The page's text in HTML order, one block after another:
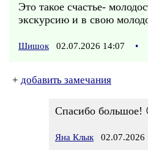
Это такое счастье-
экскурсию и в свою
Шишок 02.07.2026 14:07 •
+ добавить замечания
Спасибо большое!
Яна Клык 02.07.2026